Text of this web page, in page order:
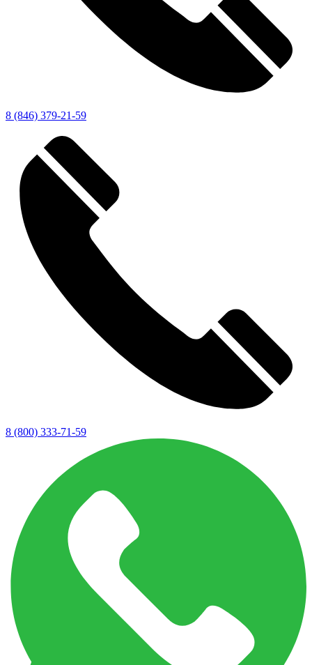
8 (846) 379-21-59
8 (800) 333-71-59